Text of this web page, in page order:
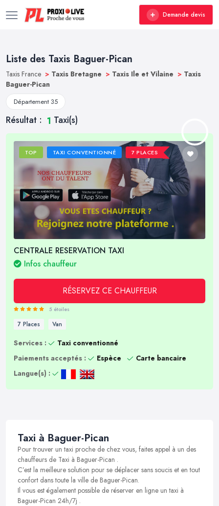
Demande devis
Liste des Taxis Baguer-Pican
Taxis France > Taxis Bretagne > Taxis Ile et Vilaine > Taxis
Baguer-Pican
Département 35
Résultat : 1 Taxi(s)
TOP TAXI CONVENTIONNÉ 7 PLACES
CENTRALE RESERVATION TAXI
Infos chauffeur
RÉSERVEZ CE CHAUFFEUR
5 étoiles
7 Places Van
Services :
Taxi conventionné
Paiements acceptés :
Espèce
Carte bancaire
Langue(s) :
Taxi à Baguer-Pican
Pour trouver un taxi proche de chez vous, faites appel à un des
chauffeurs de Taxi à Baguer-Pican .
C’est la meilleure solution pour se déplacer sans soucis et en tout
confort dans toute la ville de Baguer-Pican.
Il vous est également possible de réserver en ligne un taxi à
Baguer-Pican 24h/7j .